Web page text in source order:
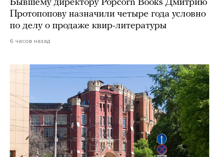
Бывшему директору Popcorn Books Дмитрию
Протопопову назначили четыре года условно
по делу о продаже квир-литературы
6 часов назад